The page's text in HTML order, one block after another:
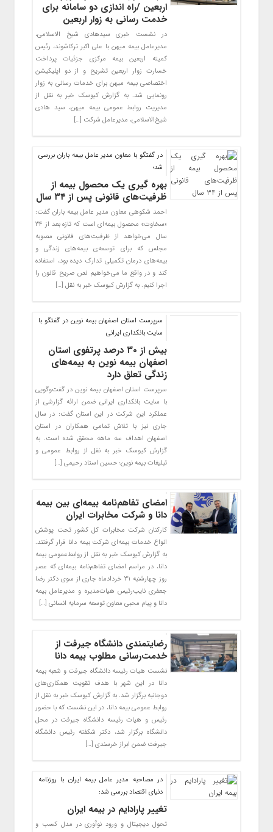
اربعین /راه اندازی دو سامانه برای
خدمت رسانی به زوار اربعین
در نشست خبری سیدهادی شیخ الاسلامی،
مدیرعامل بیمه میهن با علی اکبر ترکاشوند، رئیس
کمیته اربعین بیمه مرکزی جزئیات پرداخت
خسارت زوار اربعین تشریح و از دو اپلیکیشن
اختصاصی بیمه میهن برای خدمات رسانی به زوار
رونمایی شد. به گزارش کیوسک خبر به نقل از
مدیریت روابط عمومی بیمه میهن، سید هادی
شیخ‌الاسلامی، مدیرعامل شرکت […]
در گفتگو با معاون مدیر عامل بیمه باران بررسی
شد؛
بهره گیری یک محصول بیمه از
ظرفیت‌های قانونی پس از ۳۴ سال
احمد شکوهی معاون مدیر عامل بیمه باران گفت:
«سخاوت» محصول بیمه‌ای است که تازه بعد از ۳۴
سال می‌خواهد از ظرفیت‌های قانونی مصوبه
مجلس که برای توسعه‌ی بیمه‌های زندگی و
بیمه‌های درمان تکمیلی تدارک دیده بود، استفاده
کند و در واقع ما می‌خواهیم نص صریح قانون را
اجرا کنیم. به گزارش کیوسک خبر به نقل […]
سرپرست استان اصفهان بیمه نوین در گفتگو با
سایت بانکداری ایرانی
بیش از ۳۰ درصد پرتفوی استان
اصفهان بیمه نوین به بیمه‌های
زندگی تعلق دارد
سرپرست استان اصفهان بیمه نوین در گفت‌وگویی
با سایت بانکداری ایرانی ضمن ارائه گزارشی از
عملکرد این شرکت در این استان گفت: در سال
جاری نیز با تلاش تمامی همکاران در استان
اصفهان اهداف سه ماهه محقق شده است. به
گزارش کیوسک خبر به نقل از روابط عمومی و
تبلیغات بیمه نوین؛ حسین استاد رحیمی […]
امضای تفاهم‌نامه بیمه‌ای بین بیمه
دانا و شرکت مخابرات ایران
کارکنان شرکت مخابرات کل کشور تحت پوشش
انواع خدمات بیمه‌ای شرکت بیمه دانا قرار گرفتند.
به گزارش کیوسک خبر به نقل از روابط‌عمومی بیمه
دانا، در مراسم امضای تفاهم‌نامه بیمه‌ای که عصر
روز چهارشنبه ۳۱ خردادماه جاری از سوی دکتر رضا
جعفری نایب‌رئیس هیات‌مدیره و مدیرعامل بیمه
دانا و پیام محبی معاون توسعه سرمایه انسانی […]
رضایتمندی دانشگاه جیرفت از
خدمت‌رسانی مطلوب بیمه دانا
نشست هیات رئیسه دانشگاه جیرفت و شعبه بیمه
دانا در این شهر با هدف تقویت همکاری‌های
دوجانبه برگزار شد. به گزارش کیوسک خبر به نقل از
روابط عمومی بیمه دانا، در این نشست که با حضور
رئیس و هیات رئیسه دانشگاه جیرفت در محل
دانشگاه برگزار شد، دکتر شکفته رئیس دانشگاه
جیرفت ضمن ابراز خرسندی […]
در مصاحبه مدیر عامل بیمه ایران با روزنامه
دنیای اقتصاد بررسی شد:
تغییر پارادایم در بیمه ایران
تحول دیجیتال و ورود نوآوری‌ در مدل کسب و